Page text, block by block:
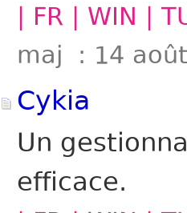
| FR | WIN |
maj : 14
Cykia
Un
efficace.